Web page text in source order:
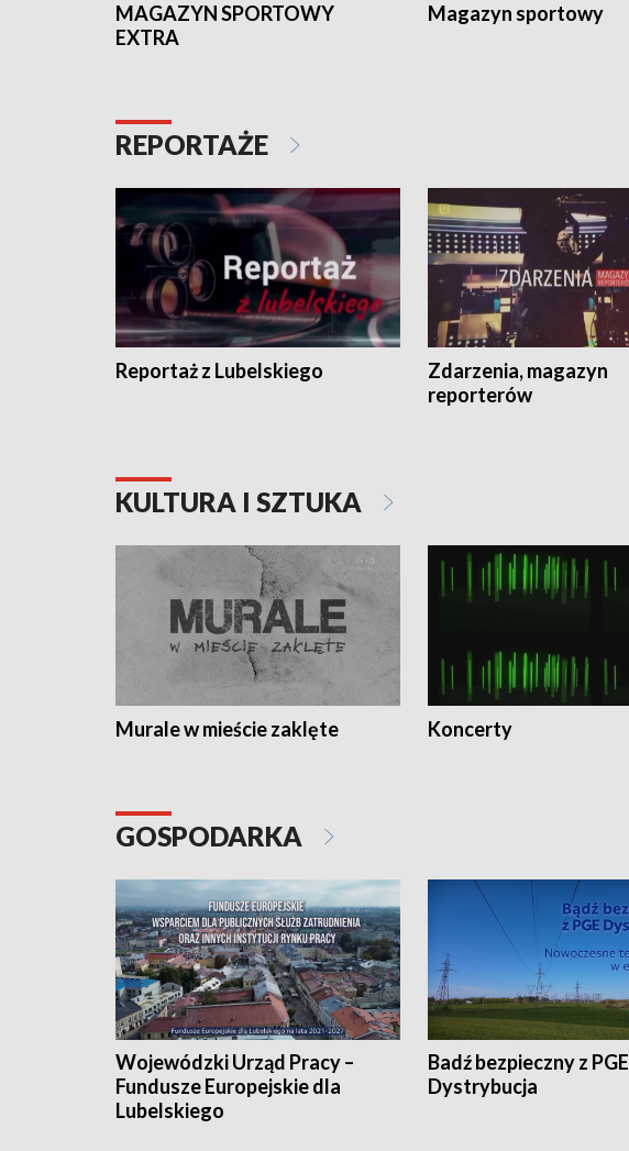
MAGAZYN SPORTOWY
EXTRA
Magazyn sportowy
REPORTAŻE
Reportaż z Lubelskiego
Zdarzenia, magazyn
reporterów
KULTURA I SZTUKA
Murale w mieście zaklęte Koncerty
GOSPODARKA
Wojewódzki Urząd Pracy –
Fundusze Europejskie dla
Lubelskiego
Badź bezpieczny z PGE
Dystrybucja